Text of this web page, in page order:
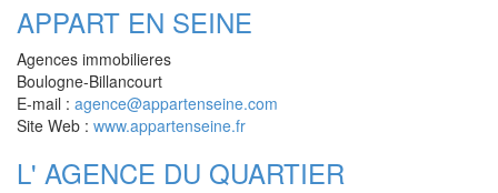
APPART EN SEINE
Agences immobilieres
Boulogne-Billancourt
E-mail : agence@appartenseine.com
Site Web : www.appartenseine.fr
L' AGENCE DU QUARTIER